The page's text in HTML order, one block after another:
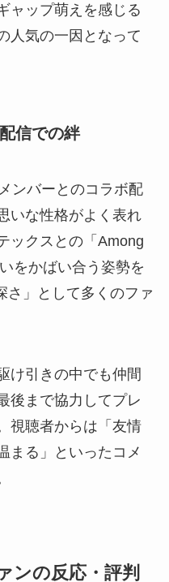
ャップ萌えを感じる
人気の一因となって
信での絆
ンバーとのコラボ配
いな性格がよく表れ
ックスとの「Among
をかばい合う姿勢を
さ」として多くのファ
け引きの中でも仲間
後まで協力してプレ
視聴者からは「友情
まる」といったコメ
ンの反応・評判